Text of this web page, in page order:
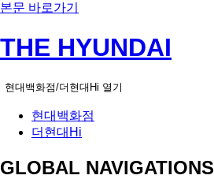
본문 바로가기
THE HYUNDAI
현대백화점/더현대Hi 열기
현대백화점
더현대Hi
GLOBAL NAVIGATIONS